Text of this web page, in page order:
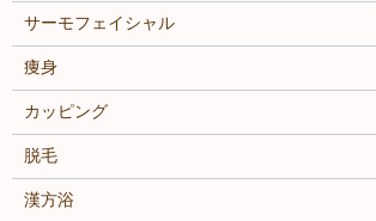
サーモフェイシャル
痩身
カッピング
脱毛
漢方浴